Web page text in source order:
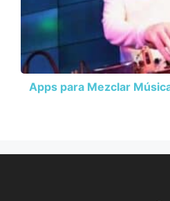
Apps para Mezclar